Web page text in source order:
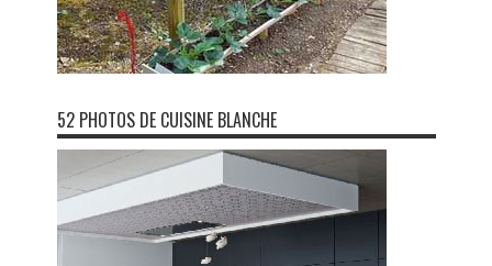
52 PHOTOS DE CUISINE BLANCHE